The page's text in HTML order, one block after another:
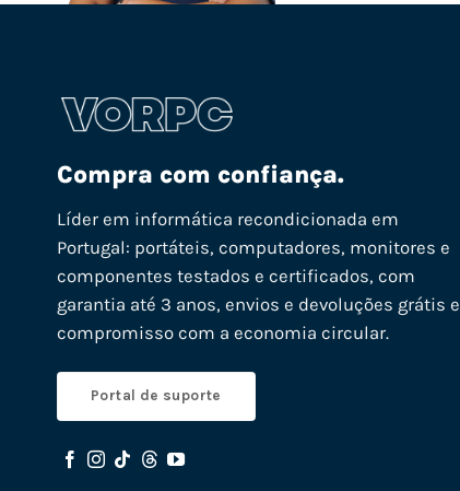
Compra com confiança.
Líder em informática recondicionada em
Portugal: portáteis, computadores, monitores e
componentes testados e certificados, com
garantia até 3 anos, envios e devoluções grátis e
compromisso com a economia circular.
Portal de suporte